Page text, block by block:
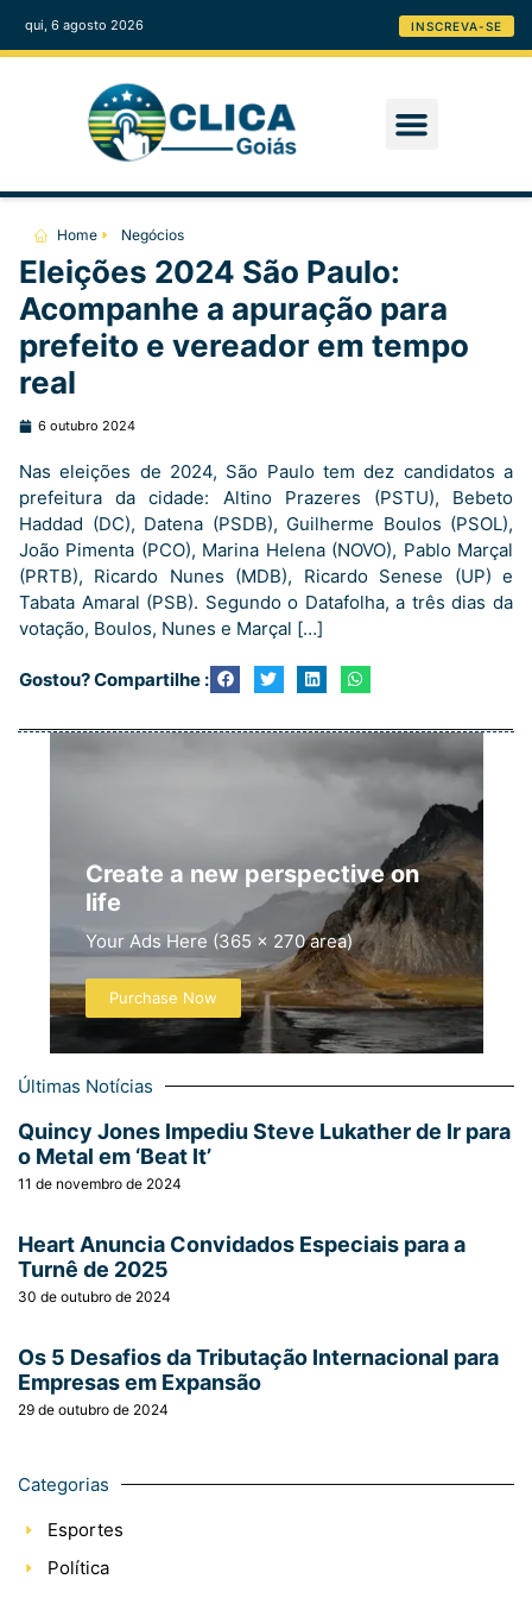
qui, 6 agosto 2026 INSCREVA-SE
Home Negócios
Eleições 2024 São Paulo:
Acompanhe a apuração para
prefeito e vereador em tempo
real
6 outubro 2024
Nas eleições de 2024, São Paulo tem dez candidatos a
prefeitura da cidade: Altino Prazeres (PSTU), Bebeto
Haddad (DC), Datena (PSDB), Guilherme Boulos (PSOL),
João Pimenta (PCO), Marina Helena (NOVO), Pablo Marçal
(PRTB), Ricardo Nunes (MDB), Ricardo Senese (UP) e
Tabata Amaral (PSB). Segundo o Datafolha, a três dias da
votação, Boulos, Nunes e Marçal […]
Gostou? Compartilhe :
Create a new perspective on
life
Your Ads Here (365 x 270 area)
Purchase Now
Últimas Notícias
Quincy Jones Impediu Steve Lukather de Ir para
o Metal em ‘Beat It’
11 de novembro de 2024
Heart Anuncia Convidados Especiais para a
Turnê de 2025
30 de outubro de 2024
Os 5 Desafios da Tributação Internacional para
Empresas em Expansão
29 de outubro de 2024
Categorias
Esportes
Política